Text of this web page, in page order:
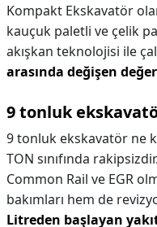
Kompakt Ekskavatör
kauçuk paletli ve çelik
akışkan teknolojisi ile
arasında değişen
9 tonluk
9 tonluk ekskavatör ne
TON sınıfında
Common Rail ve EGR
bakımları hem de
Litreden başlayan